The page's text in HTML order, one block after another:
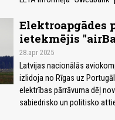
Elektroapgādes
ietekmējis
28.apr 2025
Latvijas nacionālās
izlidoja no Rīgas uz
elektrības pārrāvuma dēļ
sabiedrisko un politisko